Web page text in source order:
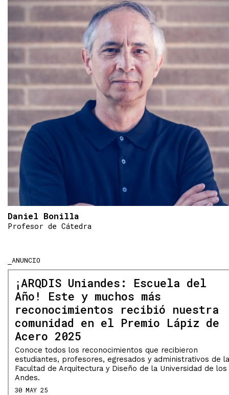
Daniel Bonilla
Profesor de Cátedra
ANUNCIO
¡ARQDIS Uniandes: Escuela del
Año! Este y muchos más
reconocimientos recibió nuestra
comunidad en el Premio Lápiz de
Acero 2025
Conoce todos los reconocimientos que recibieron
estudiantes, profesores, egresados y administrativos de la
Facultad de Arquitectura y Diseño de la Universidad de los
Andes.
30 MAY 25